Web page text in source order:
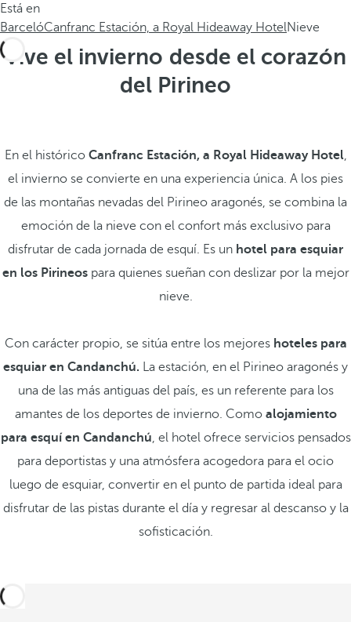
Está en
BarcelóCanfranc Estación, a Royal Hideaway HotelNieve
Vive el invierno desde el corazón
del Pirineo
En el histórico Canfranc Estación, a Royal Hideaway Hotel,
el invierno se convierte en una experiencia única. A los pies
de las montañas nevadas del Pirineo aragonés, se combina la
emoción de la nieve con el confort más exclusivo para
disfrutar de cada jornada de esquí. Es un hotel para esquiar
en los Pirineospara quienes sueñan con deslizar por la mejor
nieve.
Con carácter propio, se sitúa entre los mejores hoteles para
esquiar en Candanchú. La estación, en el Pirineo aragonés y
una de las más antiguas del país, es un referente para los
amantes de los deportes de invierno. Como alojamiento
para esquí en Candanchú, el hotel ofrece servicios pensados
para deportistas y una atmósfera acogedora para el ocio
luego de esquiar, convertir en el punto de partida ideal para
disfrutar de las pistas durante el día y regresar al descanso y la
sofisticación.